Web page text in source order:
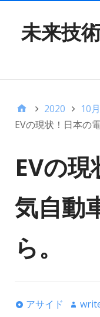
未来技
2020 10月
EVの現状！日本の
EVの
気自動
ら。
アサイド